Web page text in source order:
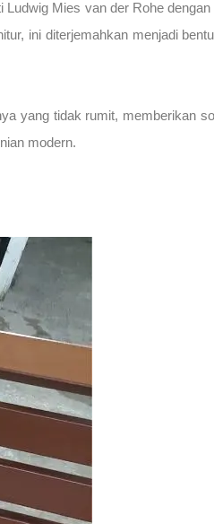
Mies van der Rohe dengan
ini diterjemahkan menjadi
yang tidak rumit, memberikan
modern.